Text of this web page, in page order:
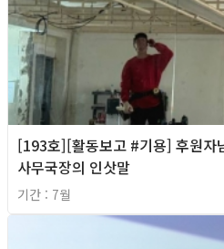
[193호][활동보고 #기용] 후원자
사무국장의 인삿말
기간 : 7월